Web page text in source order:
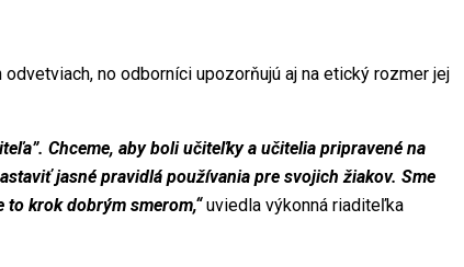
no odborníci upozorňujú aj na etický rozmer jej
Chceme, aby boli učiteľky a učitelia pripravené na
jasné pravidlá používania pre svojich žiakov. Sme
krok dobrým smerom,“uviedla výkonná riaditeľka